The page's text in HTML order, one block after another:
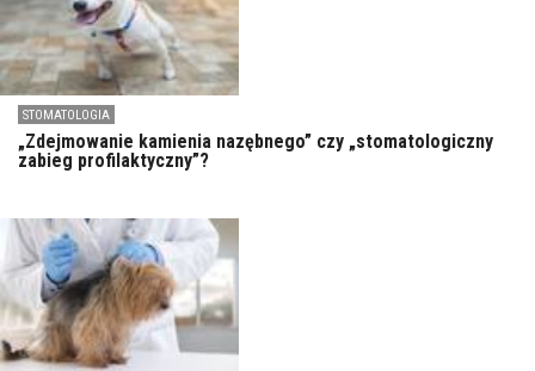
STOMATOLOGIA
„Zdejmowanie kamienia nazębnego” czy „stomatologiczny
zabieg profilaktyczny”?